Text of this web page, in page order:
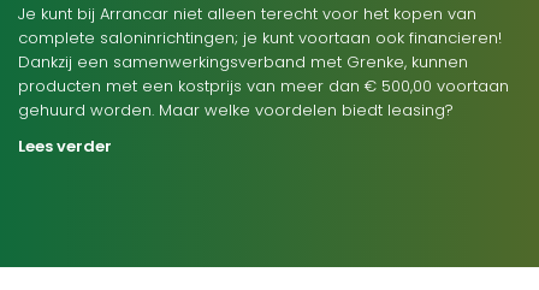
Je kunt bij Arrancar niet alleen terecht voor het kopen van
complete saloninrichtingen; je kunt voortaan ook financieren!
Dankzij een samenwerkingsverband met Grenke, kunnen
producten met een kostprijs van meer dan € 500,00 voortaan
gehuurd worden. Maar welke voordelen biedt leasing?
Lees verder